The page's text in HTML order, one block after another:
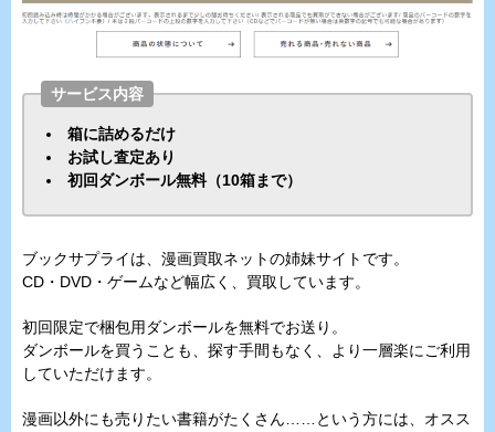
サービス内容
箱に詰めるだけ
お試し査定あり
初回ダンボール無料（10箱まで）
ブックサプライは、漫画買取ネットの姉妹サイトです。
CD・DVD・ゲームなど幅広く、買取しています。
初回限定で梱包用ダンボールを無料でお送り。
ダンボールを買うことも、探す手間もなく、より一層楽にご利用
していただけます。
漫画以外にも売りたい書籍がたくさん……という方には、オスス